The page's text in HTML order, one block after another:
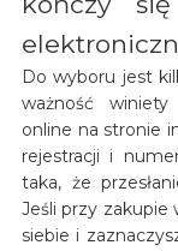
Do wyboru jest
ważność
online na stronie
rejestracji i
taka, że
Jeśli przy
siebie i